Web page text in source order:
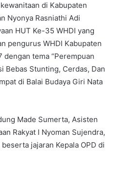
di Kabupaten
Nyonya Rasniathi Adi
HUT Ke-35 WHDI yang
pengurus WHDI Kabupaten
dengan tema “Perempuan
Bebas Stunting, Cerdas, Dan
di Balai Budaya Giri Nata
Made Sumerta, Asisten
Rakyat I Nyoman Sujendra,
jajaran Kepala OPD di